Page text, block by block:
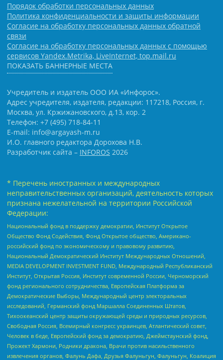
Порядок обработки персональных данных
Политика конфиденциальности и защиты информации
Согласие на обработку персональных данных обратной
связи
Согласие на обработку персональных данных с помощью
сервисов Yandex.Metrika, LiveInternet, top.mail.ru
ПОКАЗАТЬ БАННЕРНЫЕ МЕСТА
Учредитель и издатель ООО ИА «Инфорос».
Адрес учредителя, издателя, редакции: 117218, Россия, г.
Москва, ул. Кржижановского, д.13, кор. 2
Телефон: +7 (495) 718-84-11
E-mail: info@argayash-m.ru
И.О. главного редактора Дорохова Н.В.
Разработчик сайта – INFOROS 2026
* Перечень иностранных и международных
неправительственных организаций, деятельность которых
признана нежелательной на территории Российской
Федерации:
Национальный фонд в поддержку демократии, Институт Открытое
Общество Фонд Содействия, Фонд Открытое общество, Американо-
российский фонд по экономическому и правовому развитию,
Национальный Демократический Институт Международных Отношений,
MEDIA DEVELOPMENT INVESTMENT FUND, Международный Республиканский
Институт, Открытая Россия, Институт современной России, Черноморский
фонд регионального сотрудничества, Европейская Платформа за
Демократические Выборы, Международный центр электоральных
исследований, Германский фонд Маршалла Соединенных Штатов,
Тихоокеанский центр защиты окружающей среды и природных ресурсов,
Свободная Россия, Всемирный конгресс украинцев, Атлантический совет,
Человек в беде, Европейский фонд за демократию, Джеймстаунский фонд,
Прожект Хармони, Родники дракона, Врачи против насильственного
извлечения органов, Фалунь Дафа, Друзья Фалуньгун, Фалуньгун, Коалиция